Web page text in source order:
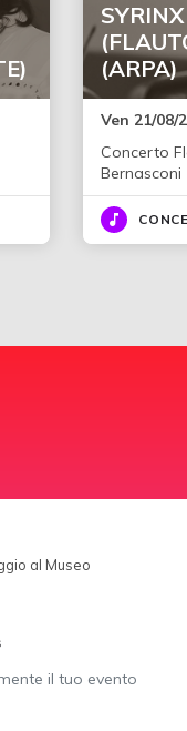
(ARPA)
Ven 21/08/
Concerto
Bernasconi
al Museo
il tuo evento